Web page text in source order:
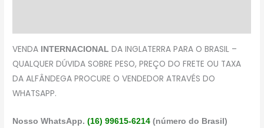
VENDA INTERNACIONAL DA INGLATERRA PARA O BRASIL –
QUALQUER DÚVIDA SOBRE PESO, PREÇO DO FRETE OU TAXA
DA ALFÂNDEGA PROCURE O VENDEDOR ATRAVÉS DO
WHATSAPP.
Nosso WhatsApp.(16) 99615-6214 (número do Brasil)